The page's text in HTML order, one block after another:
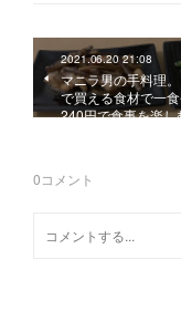
2021.06.20 21:08
マニラ男の手料理
で買える食材で一
240円で食事を楽
0コメント